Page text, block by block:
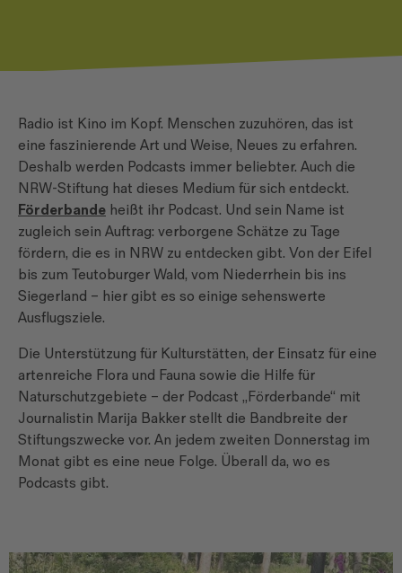
Radio ist Kino im Kopf. Menschen zuzuhören, das ist
eine faszinierende Art und Weise, Neues zu erfahren.
Deshalb werden Podcasts immer beliebter. Auch die
NRW-Stiftung hat dieses Medium für sich entdeckt.
Förderbande heißt ihr Podcast. Und sein Name ist
zugleich sein Auftrag: verborgene Schätze zu Tage
fördern, die es in NRW zu entdecken gibt. Von der Eifel
bis zum Teutoburger Wald, vom Niederrhein bis ins
Siegerland – hier gibt es so einige sehenswerte
Ausflugsziele.
Die Unterstützung für Kulturstätten, der Einsatz für eine
artenreiche Flora und Fauna sowie die Hilfe für
Naturschutzgebiete – der Podcast „Förderbande“ mit
Journalistin Marija Bakker stellt die Bandbreite der
Stiftungszwecke vor. An jedem zweiten Donnerstag im
Monat gibt es eine neue Folge. Überall da, wo es
Podcasts gibt.